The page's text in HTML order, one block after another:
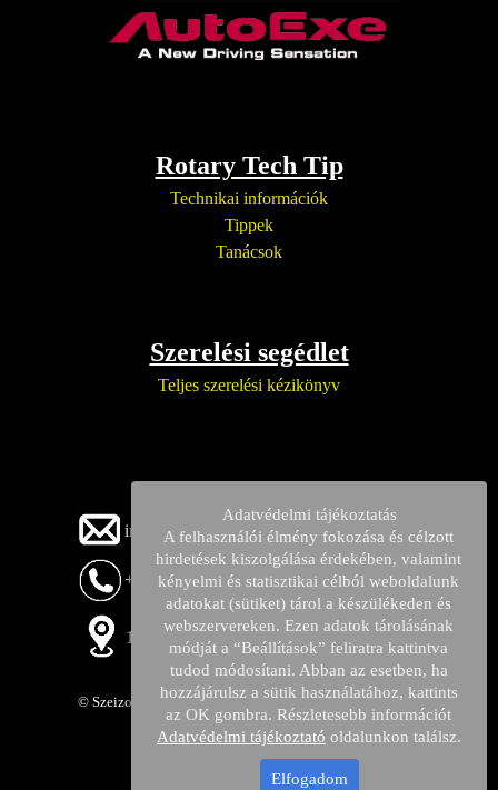
Rotary Tech Tip
Technikai információk
Tippek
Tanácsok
Szerelési segédlet
Teljes szerelési kézikönyv
© Szeizon-Ker Kft. Minden jog fenntartava.
+36705807444
info@rotaryparts.hu
1104 Budapest Lavotta utca 9. (iroda)
Adatvédelmi tájékoztatás
A felhasználói élmény fokozása és célzott
hirdetések kiszolgálása érdekében, valamint
kényelmi és statisztikai célból weboldalunk
adatokat (sütiket) tárol a készülékeden és
webszervereken. Ezen adatok tárolásának
módját a “Beállítások” feliratra kattintva
tudod módosítani. Abban az esetben, ha
hozzájárulsz a sütik használatához, kattints
az OK gombra. Részletesebb információt
Adatvédelmi tájékoztató oldalunkon találsz.
Elfogadom